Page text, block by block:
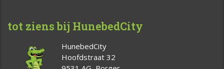
tot ziens bij HunebedCity
HunebedCity
Hoofdstraat 32